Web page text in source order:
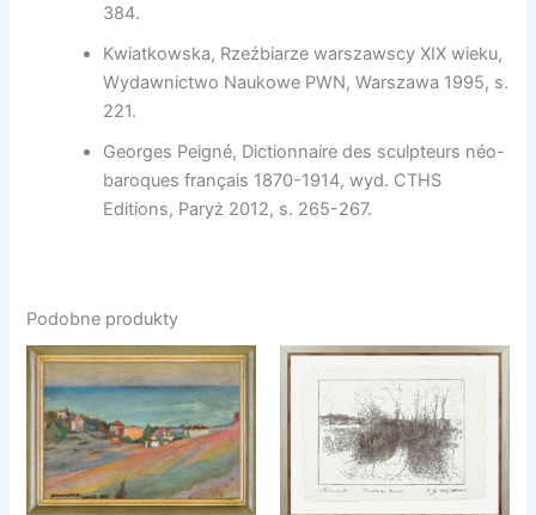
384.
Kwiatkowska, Rzeźbiarze warszawscy XIX wieku,
Wydawnictwo Naukowe PWN, Warszawa 1995, s.
221.
Georges Peigné, Dictionnaire des sculpteurs néo-
baroques français 1870-1914, wyd. CTHS
Editions, Paryż 2012, s. 265-267.
Podobne produkty